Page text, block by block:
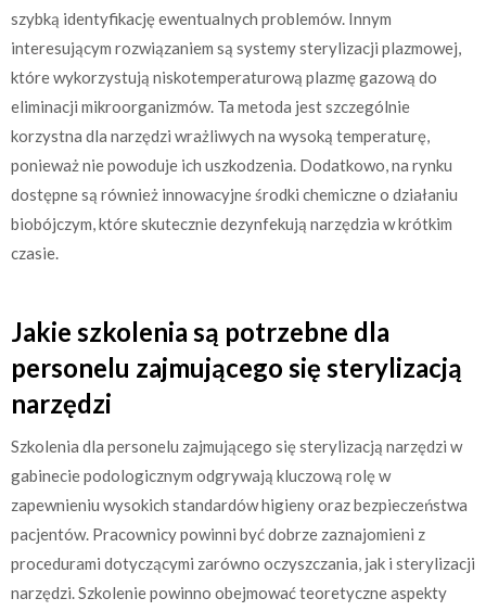
szybką identyfikację ewentualnych problemów. Innym
interesującym rozwiązaniem są systemy sterylizacji plazmowej,
które wykorzystują niskotemperaturową plazmę gazową do
eliminacji mikroorganizmów. Ta metoda jest szczególnie
korzystna dla narzędzi wrażliwych na wysoką temperaturę,
ponieważ nie powoduje ich uszkodzenia. Dodatkowo, na rynku
dostępne są również innowacyjne środki chemiczne o działaniu
biobójczym, które skutecznie dezynfekują narzędzia w krótkim
czasie.
Jakie szkolenia są potrzebne dla
personelu zajmującego się sterylizacją
narzędzi
Szkolenia dla personelu zajmującego się sterylizacją narzędzi w
gabinecie podologicznym odgrywają kluczową rolę w
zapewnieniu wysokich standardów higieny oraz bezpieczeństwa
pacjentów. Pracownicy powinni być dobrze zaznajomieni z
procedurami dotyczącymi zarówno oczyszczania, jak i sterylizacji
narzędzi. Szkolenie powinno obejmować teoretyczne aspekty